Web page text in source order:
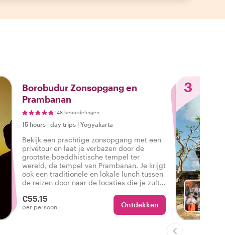
Borobudur Zonsopgang en
Prambanan
148 beoordelingen
15 hours | day trips | Yogyakarta
Bekijk een prachtige zonsopgang met een
privétour en laat je verbazen door de
grootste boeddhistische tempel ter
wereld, de tempel van Prambanan. Je krijgt
ook een traditionele en lokale lunch tussen
de reizen door naar de locaties die je zult
€55.15
per persoon Ontdekken
3